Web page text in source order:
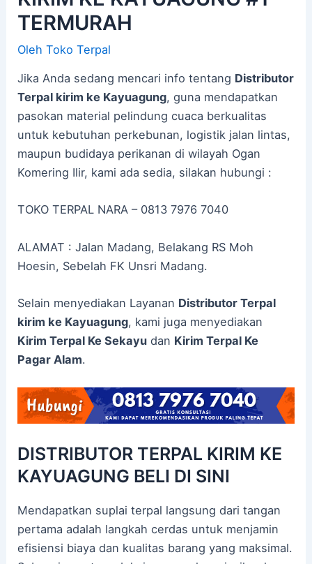
TERMURAH
OlehToko Terpal
Jika Anda sedang mencari info tentang Distributor
Terpal kirim ke Kayuagung, guna mendapatkan
pasokan material pelindung cuaca berkualitas
untuk kebutuhan perkebunan, logistik jalan lintas,
maupun budidaya perikanan di wilayah Ogan
Komering Ilir, kami ada sedia, silakan hubungi :
TOKO TERPAL NARA – 0813 7976 7040
ALAMAT : Jalan Madang, Belakang RS Moh
Hoesin, Sebelah FK Unsri Madang.
Selain menyediakan Layanan Distributor Terpal
kirim ke Kayuagung, kami juga menyediakan
Kirim Terpal Ke Sekayu dan Kirim Terpal Ke
Pagar Alam.
DISTRIBUTOR TERPAL KIRIM KE
KAYUAGUNG BELI DI SINI
Mendapatkan suplai terpal langsung dari tangan
pertama adalah langkah cerdas untuk menjamin
efisiensi biaya dan kualitas barang yang maksimal.